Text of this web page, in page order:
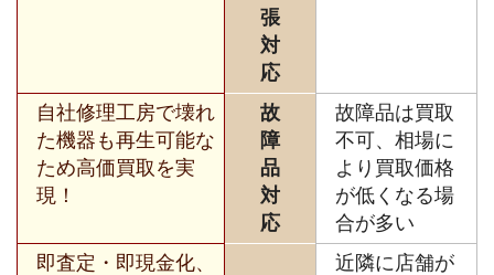
張
対
応
自社修理工房で壊れ
た機器も再生可能な
ため高価買取を実
現！
故
障
品
対
応
故障品は買取
不可、相場に
より買取価格
が低くなる場
合が多い
即査定・即現金化、
近隣に店舗が